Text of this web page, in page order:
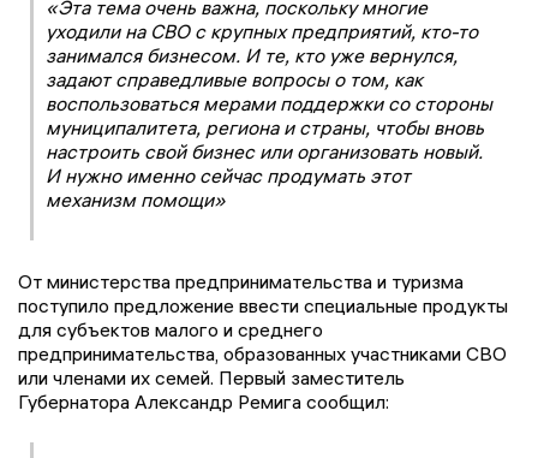
«Эта тема очень важна, поскольку многие
уходили на СВО с крупных предприятий, кто-то
занимался бизнесом. И те, кто уже вернулся,
задают справедливые вопросы о том, как
воспользоваться мерами поддержки со стороны
муниципалитета, региона и страны, чтобы вновь
настроить свой бизнес или организовать новый.
И нужно именно сейчас продумать этот
механизм помощи»
От министерства предпринимательства и туризма
поступило предложение ввести специальные продукты
для субъектов малого и среднего
предпринимательства, образованных участниками СВО
или членами их семей. Первый заместитель
Губернатора Александр Ремига сообщил: